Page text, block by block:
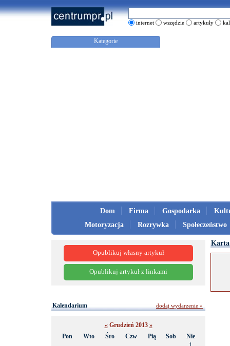
internet wszędzie artykuły
Kategorie
Dom Firma Gospodarka
Motoryzacja
Rozrywka Społeczeństwo
Karta
Opublikuj własny artykuł
Opublikuj artykuł z linkami
Kalendarium
«Grudzień 2013 »
Pon
Wto Śro Czw Pią Sob
Nie
dodaj wydarzenie »